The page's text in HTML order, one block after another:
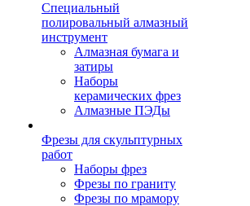
Специальный
полировальный алмазный
инструмент
Алмазная бумага и
затиры
Наборы
керамических фрез
Алмазные ПЭДы
Фрезы для скульптурных
работ
Наборы фрез
Фрезы по граниту
Фрезы по мрамору